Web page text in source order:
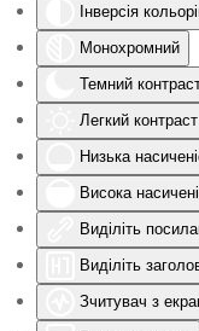
Інверсія
Монохромний
Темний
Легкий контраст
Низька
Висока
Виділіть
Виділіть
Зчитувач з